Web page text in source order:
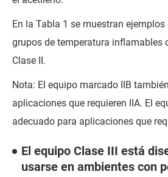
En la Tabla 1 se muestran ejemplos
grupos de temperatura inflamables
Clase II.
Nota: El equipo marcado IIB
aplicaciones que requieren IIA. El
adecuado para aplicaciones que
El equipo Clase III está
usarse en ambientes con